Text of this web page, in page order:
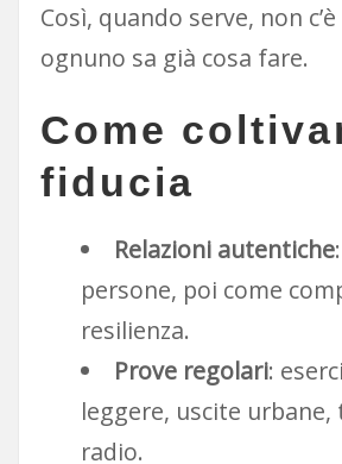
Così, quando serve, non
ognuno sa già cosa fare.
Come
fiducia
Relazioni autentiche
persone, poi come
resilienza.
Prove regolari:
leggere, uscite urbane,
radio.